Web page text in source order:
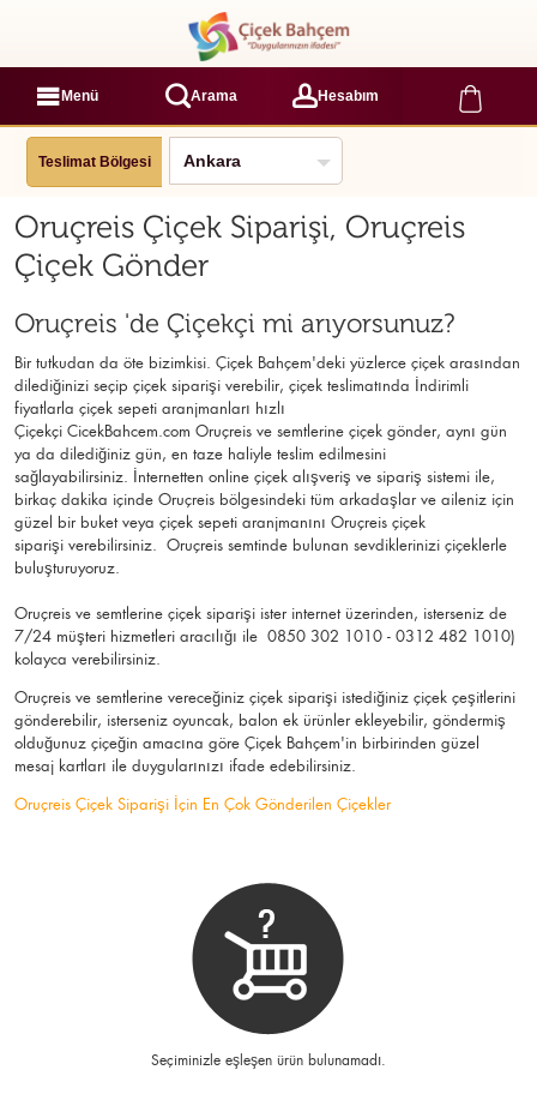
Menü Arama Hesabım
Teslimat Bölgesi
Oruçreis Çiçek Siparişi, Oruçreis
Çiçek Gönder
Oruçreis 'de Çiçekçi mi arıyorsunuz?
Bir tutkudan da öte bizimkisi. Çiçek Bahçem'deki yüzlerce çiçek arasından
dilediğinizi seçip çiçek siparişi verebilir, çiçek teslimatında İndirimli
fiyatlarla çiçek sepeti aranjmanları hızlı
Çiçekçi CicekBahcem.com Oruçreis ve semtlerine çiçek gönder, aynı gün
ya da dilediğiniz gün, en taze haliyle teslim edilmesini
sağlayabilirsiniz. İnternetten online çiçek alışveriş ve sipariş sistemi ile,
birkaç dakika içinde Oruçreis bölgesindeki tüm arkadaşlar ve aileniz için
güzel bir buket veya çiçek sepeti aranjmanını Oruçreis çiçek
siparişi verebilirsiniz. Oruçreis semtinde bulunan sevdiklerinizi çiçeklerle
buluşturuyoruz.
Oruçreis ve semtlerine çiçek siparişi ister internet üzerinden, isterseniz de
7/24 müşteri hizmetleri aracılığı ile 0850 302 1010 - 0312 482 1010)
kolayca verebilirsiniz.
Oruçreis ve semtlerine vereceğiniz çiçek siparişi istediğiniz çiçek çeşitlerini
gönderebilir, isterseniz oyuncak, balon ek ürünler ekleyebilir, göndermiş
olduğunuz çiçeğin amacına göre Çiçek Bahçem'in birbirinden güzel
mesaj kartları ile duygularınızı ifade edebilirsiniz.
Oruçreis Çiçek Siparişi İçin En Çok Gönderilen Çiçekler
Seçiminizle eşleşen ürün bulunamadı.